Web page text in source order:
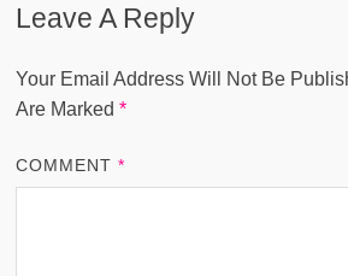
Leave A Reply
Your Email Address Will Not Be
Are Marked *
COMMENT*